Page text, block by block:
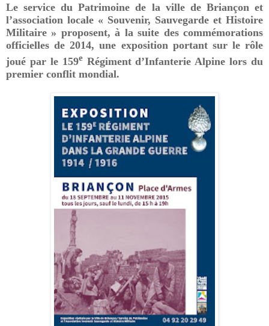
Le service du Patrimoine de la ville de Briançon et
l’association locale « Souvenir, Sauvegarde et Histoire
Militaire » proposent, à la suite des commémorations
officielles de 2014, une exposition portant sur le rôle
joué par le 159eRégiment d’Infanterie Alpine lors du
premier conflit mondial.